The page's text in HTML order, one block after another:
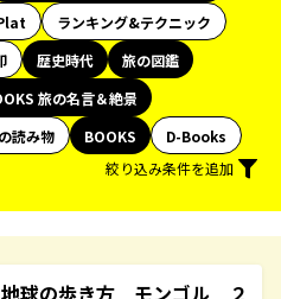
ランキング&テクニック
歴史時代
旅の図鑑
旅の名言＆絶景
読み物 BOOKS
D-Books
絞り込み条件を追加
球の歩き方 モンゴル ２